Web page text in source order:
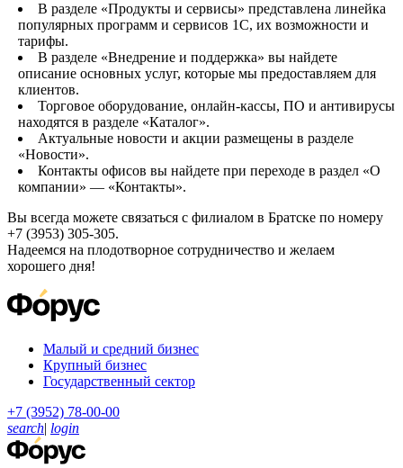
В разделе «Продукты и сервисы» представлена линейка
популярных программ и сервисов 1С, их возможности и
тарифы.
В разделе «Внедрение и поддержка» вы найдете
описание основных услуг, которые мы предоставляем для
клиентов.
Торговое оборудование, онлайн-кассы, ПО и антивирусы
находятся в разделе «Каталог».
Актуальные новости и акции размещены в разделе
«Новости».
Контакты офисов вы найдете при переходе в раздел «О
компании» — «Контакты».
Вы всегда можете связаться с филиалом в Братске по номеру
+7 (3953) 305-305.
Надеемся на плодотворное сотрудничество и желаем
хорошего дня!
Малый и средний бизнес
Крупный бизнес
Государственный сектор
+7 (3952) 78-00-00
search| login